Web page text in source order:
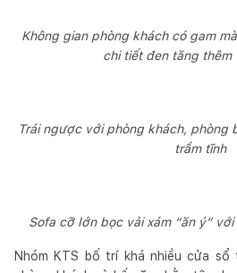
Không gian phòng khách có gam
chi tiết đen tăng thêm
Trái ngược với phòng khách, phòng
trầm tĩnh
Sofa cỡ lớn bọc vải xám “ăn ý”
Nhóm KTS bố trí khá nhiều cửa